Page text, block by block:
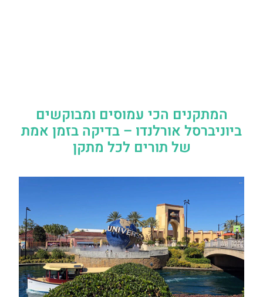
המתקנים הכי עמוסים ומבוקשים
ביוניברסל אורלנדו – בדיקה בזמן אמת
של תורים לכל מתקן